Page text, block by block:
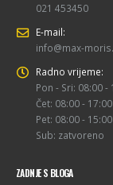
021 453450
E-mail:
info@max-
Radno vrijeme:
Pon - Sri: 08:00 -
Čet: 08:00 - 17:00
Pet: 08:00 - 15:00
Sub: zatvoreno
ZADNJE S BLOGA